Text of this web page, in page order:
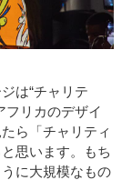
は“チャリテ
フリカのデザイ
ら「チャリティ
思います。もち
に大規模なもの